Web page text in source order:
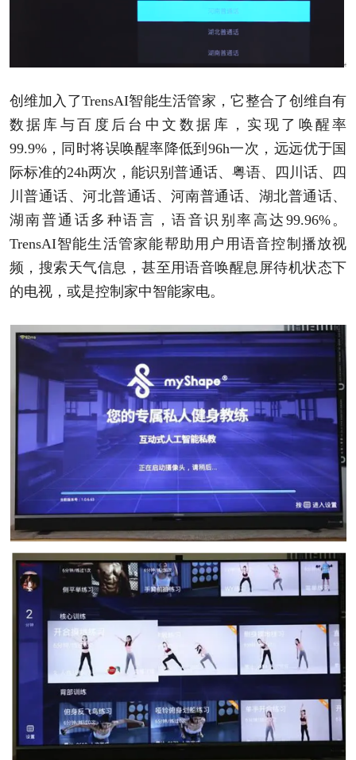
创维加入了TrensAI智能生活管家，它整合了创维自有
数据库与百度后台中文数据库，实现了唤醒率
99.9%，同时将误唤醒率降低到96h一次，远远优于国
际标准的24h两次，能识别普通话、粤语、四川话、四
川普通话、河北普通话、河南普通话、湖北普通话、
湖南普通话多种语言，语音识别率高达99.96%。
TrensAI智能生活管家能帮助用户用语音控制播放视
频，搜索天气信息，甚至用语音唤醒息屏待机状态下
的电视，或是控制家中智能家电。